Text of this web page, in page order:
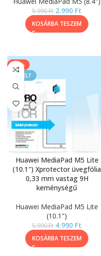
5.990Ft 2.990 Ft
KOSÁRBA TESZEM
-17%
KIEMELT
Huawei MediaPad M5 Lite
(10.1″) Xprotector üvegfólia
0,33 mm vastag 9H
keménységű
Huawei MediaPad M5 Lite
(10.1")
5.990Ft 4.990 Ft
KOSÁRBA TESZEM